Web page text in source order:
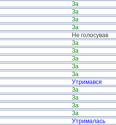
За
За
За
За
Не голосував
За
За
За
За
За
Утримався
За
За
За
За
Утрималась